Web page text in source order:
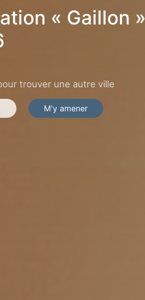
« Gaillon »
trouver une autre ville
M'y amener